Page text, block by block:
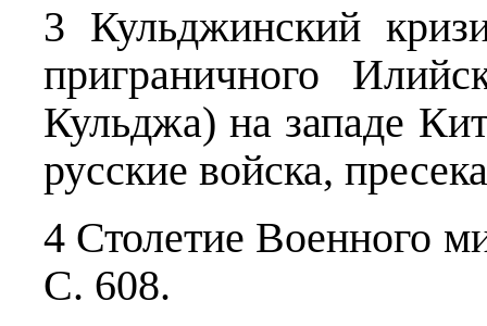
3 Кульджинский
приграничного
Кульджа) на западе
русские войска,
4 Столетие Военного
С. 608.